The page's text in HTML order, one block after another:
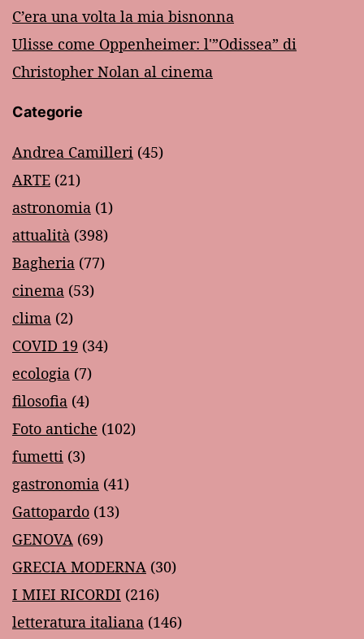
C’era una volta la mia bisnonna
Ulisse come Oppenheimer: l'”Odissea” di
Christopher Nolan al cinema
Categorie
Andrea Camilleri (45)
ARTE (21)
astronomia (1)
attualità (398)
Bagheria (77)
cinema (53)
clima (2)
COVID 19 (34)
ecologia (7)
filosofia (4)
Foto antiche (102)
fumetti (3)
gastronomia (41)
Gattopardo (13)
GENOVA (69)
GRECIA MODERNA (30)
I MIEI RICORDI (216)
letteratura italiana (146)